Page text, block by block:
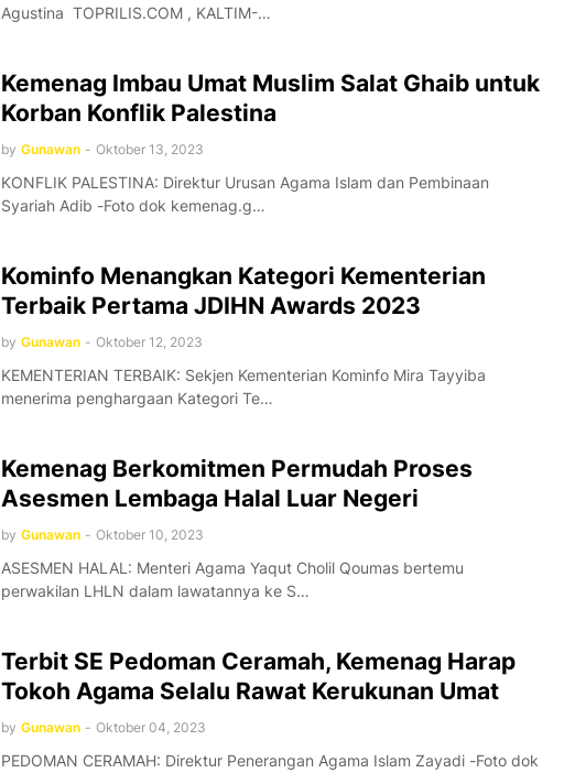
Agustina TOPRILIS.COM , KALTIM-…
Kemenag Imbau Umat Muslim Salat Ghaib untuk
Korban Konflik Palestina
by Gunawan - Oktober 13, 2023
KONFLIK PALESTINA: Direktur Urusan Agama Islam dan Pembinaan
Syariah Adib -Foto dok kemenag.g…
Kominfo Menangkan Kategori Kementerian
Terbaik Pertama JDIHN Awards 2023
by Gunawan - Oktober 12, 2023
KEMENTERIAN TERBAIK: Sekjen Kementerian Kominfo Mira Tayyiba
menerima penghargaan Kategori Te…
Kemenag Berkomitmen Permudah Proses
Asesmen Lembaga Halal Luar Negeri
by Gunawan - Oktober 10, 2023
ASESMEN HALAL: Menteri Agama Yaqut Cholil Qoumas bertemu
perwakilan LHLN dalam lawatannya ke S…
Terbit SE Pedoman Ceramah, Kemenag Harap
Tokoh Agama Selalu Rawat Kerukunan Umat
by Gunawan - Oktober 04, 2023
PEDOMAN CERAMAH: Direktur Penerangan Agama Islam Zayadi -Foto dok